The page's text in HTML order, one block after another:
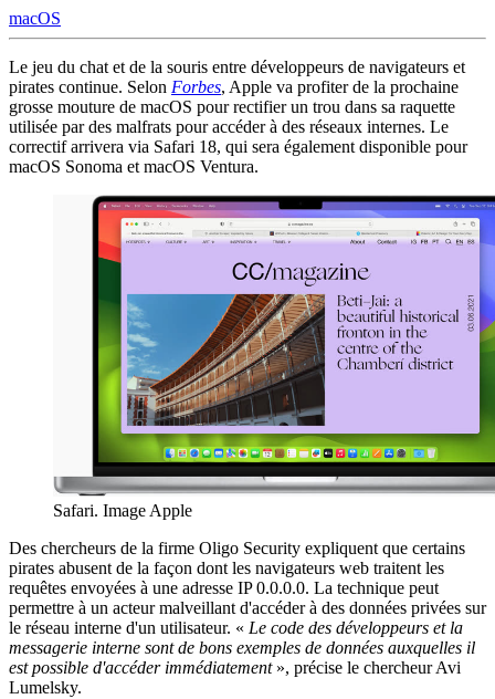
macOS
Le jeu du chat et de la souris entre développeurs de navigateurs et
pirates continue. Selon Forbes, Apple va profiter de la prochaine
grosse mouture de macOS pour rectifier un trou dans sa raquette
utilisée par des malfrats pour accéder à des réseaux internes. Le
correctif arrivera via Safari 18, qui sera également disponible pour
macOS Sonoma et macOS Ventura.
Safari. Image Apple
Des chercheurs de la firme Oligo Security expliquent que certains
pirates abusent de la façon dont les navigateurs web traitent les
requêtes envoyées à une adresse IP 0.0.0.0. La technique peut
permettre à un acteur malveillant d'accéder à des données privées sur
le réseau interne d'un utilisateur. « Le code des développeurs et la
messagerie interne sont de bons exemples de données auxquelles il
est possible d'accéder immédiatement», précise le chercheur Avi
Lumelsky.